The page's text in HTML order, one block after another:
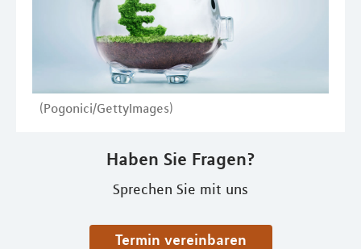
(Pogonici/GettyImages)
Haben Sie Fragen?
Sprechen Sie mit uns
Termin vereinbaren